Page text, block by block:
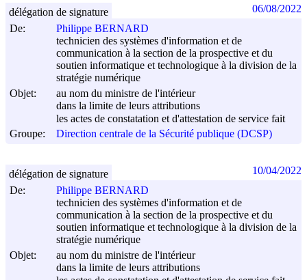
De:
Philippe BERNARD
technicien des systèmes d'information et de
communication à la section de la prospective et du
soutien informatique et technologique à la division de la
stratégie numérique
Objet:
au nom du ministre de l'intérieur
dans la limite de leurs attributions
les actes de constatation et d'attestation de service fait
Groupe:
Direction centrale de la Sécurité publique (DCSP)
délégation de signature 06/08/2022
De:
Philippe BERNARD
technicien des systèmes d'information et de
communication à la section de la prospective et du
soutien informatique et technologique à la division de la
stratégie numérique
Objet:
au nom du ministre de l'intérieur
dans la limite de leurs attributions
délégation de signature 10/04/2022